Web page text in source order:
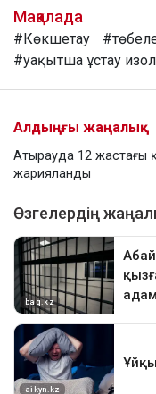
Мақалада
#Көкшетау
#уақытша ұстау
Алдыңғы жаңалық
Атырауда 12 жастағы
жарияланды